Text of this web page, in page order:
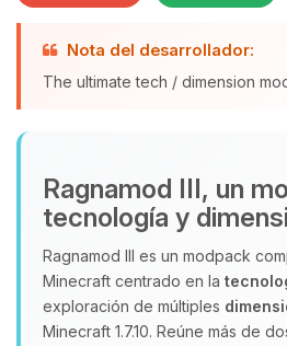
Nota del desarrollador:
The ultimate tech / dimension
Ragnamod III, un
tecnología y
Ragnamod III es un modpack
Minecraft centrado en la
exploración de múltiples
Minecraft 1.7.10. Reúne más de
Yupi, por fin alguien
hablar! Soy Choupy,
08/08/2026 01:39